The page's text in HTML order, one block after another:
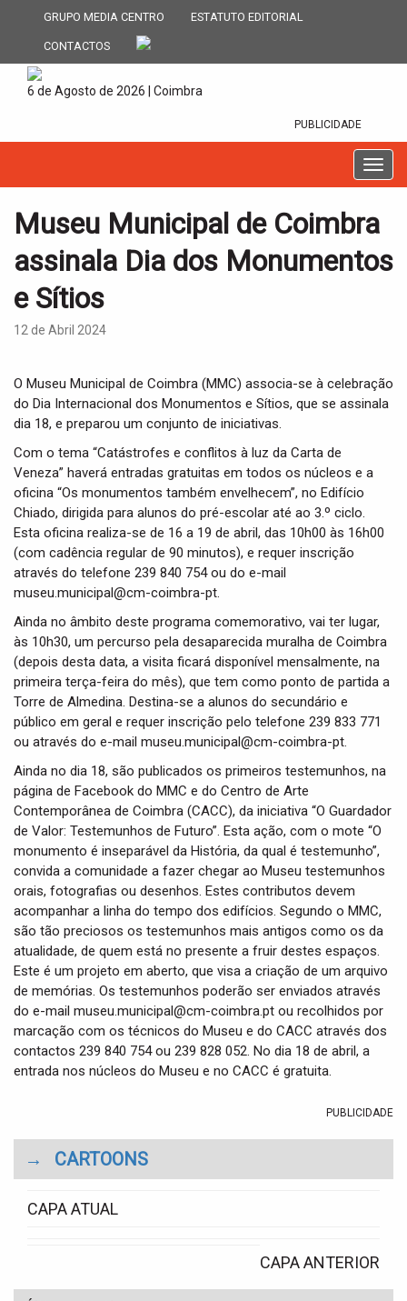
GRUPO MEDIA CENTRO ESTATUTO EDITORIAL
CONTACTOS
6 de Agosto de 2026 | Coimbra
PUBLICIDADE
T
o
g
e
a
t
Museu Municipal de Coimbra
assinala Dia dos Monumentos
e Sítios
12 de Abril 2024
O Museu Municipal de Coimbra (MMC) associa-se à celebração
do Dia Internacional dos Monumentos e Sítios, que se assinala
dia 18, e preparou um conjunto de iniciativas.
Com o tema “Catástrofes e conflitos à luz da Carta de
Veneza” haverá entradas gratuitas em todos os núcleos e a
oficina “Os monumentos também envelhecem”, no Edifício
Chiado, dirigida para alunos do pré-escolar até ao 3.º ciclo.
Esta oficina realiza-se de 16 a 19 de abril, das 10h00 às 16h00
(com cadência regular de 90 minutos), e requer inscrição
através do telefone 239 840 754 ou do e-mail
museu.municipal@cm-coimbra-pt.
Ainda no âmbito deste programa comemorativo, vai ter lugar,
às 10h30, um percurso pela desaparecida muralha de Coimbra
(depois desta data, a visita ficará disponível mensalmente, na
primeira terça-feira do mês), que tem como ponto de partida a
Torre de Almedina. Destina-se a alunos do secundário e
público em geral e requer inscrição pelo telefone 239 833 771
ou através do e-mail museu.municipal@cm-coimbra-pt.
Ainda no dia 18, são publicados os primeiros testemunhos, na
página de Facebook do MMC e do Centro de Arte
Contemporânea de Coimbra (CACC), da iniciativa “O Guardador
de Valor: Testemunhos de Futuro”. Esta ação, com o mote “O
monumento é inseparável da História, da qual é testemunho”,
convida a comunidade a fazer chegar ao Museu testemunhos
orais, fotografias ou desenhos. Estes contributos devem
acompanhar a linha do tempo dos edifícios. Segundo o MMC,
são tão preciosos os testemunhos mais antigos como os da
atualidade, de quem está no presente a fruir destes espaços.
Este é um projeto em aberto, que visa a criação de um arquivo
de memórias. Os testemunhos poderão ser enviados através
do e-mail museu.municipal@cm-coimbra.pt ou recolhidos por
marcação com os técnicos do Museu e do CACC através dos
contactos 239 840 754 ou 239 828 052. No dia 18 de abril, a
entrada nos núcleos do Museu e no CACC é gratuita.
PUBLICIDADE
→ CARTOONS
CAPA ATUAL
CAPA ANTERIOR